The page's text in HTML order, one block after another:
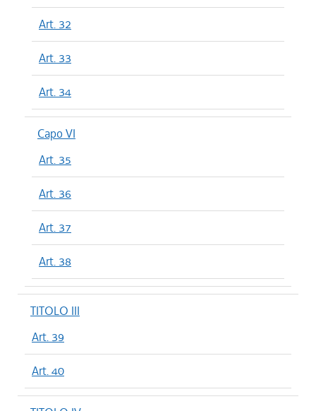
Art. 32
Art. 33
Art. 34
Capo VI
Art. 35
Art. 36
Art. 37
Art. 38
TITOLO III
Art. 39
Art. 40